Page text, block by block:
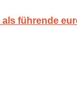
führende